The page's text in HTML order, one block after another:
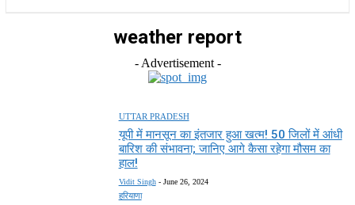
weather report
- Advertisement -
UTTAR PRADESH
यूपी में मानसून का इंतजार हुआ खत्म! 50 जिलों में आंधी
बारिश की संभावना; जानिए आगे कैसा रहेगा मौसम का
हाल!
Vidit Singh - June 26, 2024
हरियाणा